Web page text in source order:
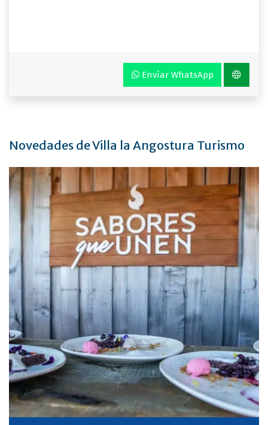
Envíar WhatsApp
Novedades de Villa la Angostura Turismo